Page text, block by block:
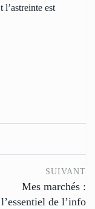
l’astreinte est
SUIVANT
Mes marchés :
l’essentiel de l’info